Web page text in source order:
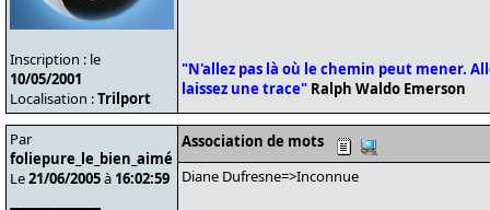
Inscription : le
10/05/2001
Localisation :Trilport
"N'allez pas là où le chemin peut mener.
laissez une trace" Ralph Waldo Emerson
Par
foliepure_le_bien_aimé
Le21/06/2005à 16:02:59
Association de mots
Diane Dufresne=>Inconnue